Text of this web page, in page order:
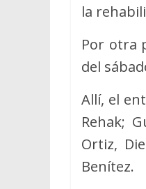
la
Por otra
del
Allí, el
Rehak;
Ortiz,
Benítez.